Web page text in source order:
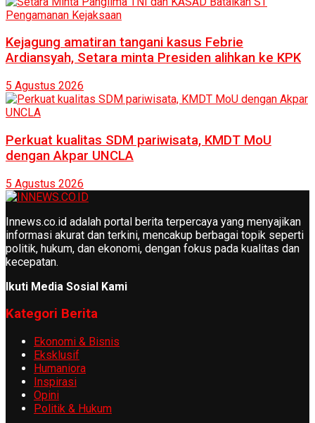
Kejagung amatiran tangani kasus Febrie
Ardiansyah, Setara minta Presiden alihkan ke KPK
5 Agustus 2026
Perkuat kualitas SDM pariwisata, KMDT MoU
dengan Akpar UNCLA
5 Agustus 2026
Innews.co.id adalah portal berita terpercaya yang menyajikan
informasi akurat dan terkini, mencakup berbagai topik seperti
politik, hukum, dan ekonomi, dengan fokus pada kualitas dan
kecepatan.
Ikuti Media Sosial Kami
Kategori Berita
Ekonomi & Bisnis
Eksklusif
Humaniora
Inspirasi
Opini
Politik & Hukum